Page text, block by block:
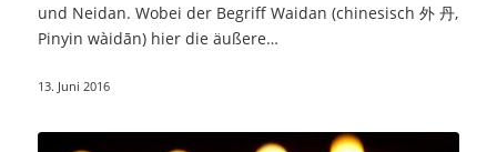
und Neidan. Wobei der Begriff Waidan (chinesisch 外 丹,
Pinyin wàidān) hier die äußere…
13. Juni 2016